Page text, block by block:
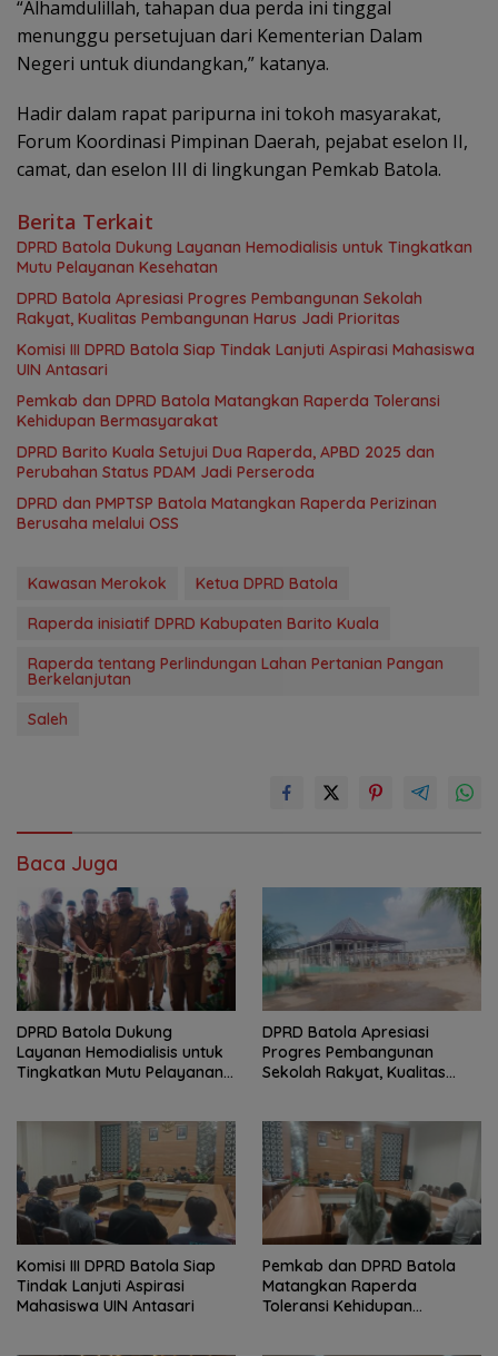
“Alhamdulillah, tahapan dua perda ini tinggal
menunggu persetujuan dari Kementerian Dalam
Negeri untuk diundangkan,” katanya.
Hadir dalam rapat paripurna ini tokoh masyarakat,
Forum Koordinasi Pimpinan Daerah, pejabat eselon II,
camat, dan eselon III di lingkungan Pemkab Batola.
Berita Terkait
DPRD Batola Dukung Layanan Hemodialisis untuk Tingkatkan
Mutu Pelayanan Kesehatan
DPRD Batola Apresiasi Progres Pembangunan Sekolah
Rakyat, Kualitas Pembangunan Harus Jadi Prioritas
Komisi III DPRD Batola Siap Tindak Lanjuti Aspirasi Mahasiswa
UIN Antasari
Pemkab dan DPRD Batola Matangkan Raperda Toleransi
Kehidupan Bermasyarakat
DPRD Barito Kuala Setujui Dua Raperda, APBD 2025 dan
Perubahan Status PDAM Jadi Perseroda
DPRD dan PMPTSP Batola Matangkan Raperda Perizinan
Berusaha melalui OSS
Kawasan Merokok
Ketua DPRD Batola
Raperda inisiatif DPRD Kabupaten Barito Kuala
Raperda tentang Perlindungan Lahan Pertanian Pangan
Berkelanjutan
Saleh
Baca Juga
DPRD Batola Dukung
Layanan Hemodialisis untuk
Tingkatkan Mutu Pelayanan
DPRD Batola Apresiasi
Progres Pembangunan
Sekolah Rakyat, Kualitas
Komisi III DPRD Batola Siap
Tindak Lanjuti Aspirasi
Mahasiswa UIN Antasari
Pemkab dan DPRD Batola
Matangkan Raperda
Toleransi Kehidupan